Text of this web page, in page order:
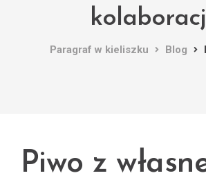
Paragraf w kieliszku Blog
Piwo z